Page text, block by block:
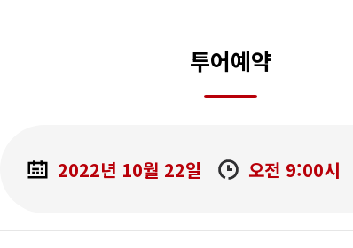
투어예약
2022년 10월 22일 오전 9:00시